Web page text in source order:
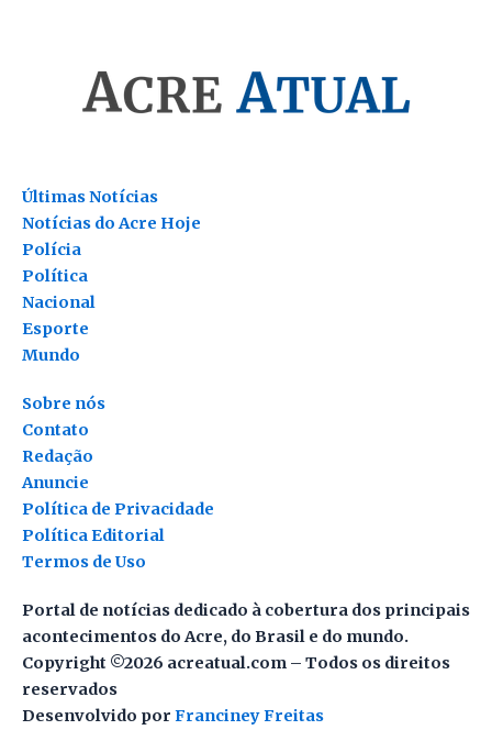
Últimas Notícias
Notícias do Acre Hoje
Polícia
Política
Nacional
Esporte
Mundo
Contato
Redação
Anuncie
Política de Privacidade
Política Editorial
Termos de Uso
Sobre nós
Portal de notícias dedicado à cobertura dos principais
acontecimentos do Acre, do Brasil e do mundo.
Copyright ©2026 acreatual.com – Todos os direitos
reservados
Desenvolvido por Franciney Freitas